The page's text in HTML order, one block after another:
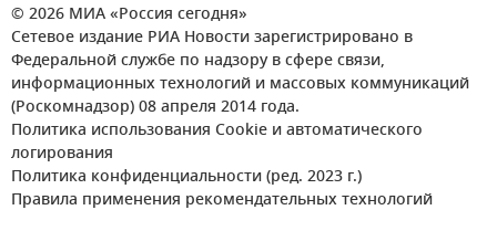
© 2026 МИА «Россия сегодня»
Сетевое издание РИА Новости зарегистрировано в
Федеральной службе по надзору в сфере связи,
информационных технологий и массовых коммуникаций
(Роскомнадзор) 08 апреля 2014 года.
Политика использования Cookie и автоматического
логирования
Политика конфиденциальности (ред. 2023 г.)
Правила применения рекомендательных технологий